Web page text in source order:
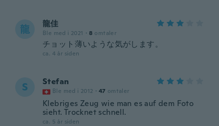
龍 龍佳
Ble med i 2021 · 8 omtaler
チョット薄いような気がします。
ca. 4 år siden
S Stefan
Ble med i 2012 · 47 omtaler
Klebriges Zeug wie man es auf dem Foto
sieht. Trocknet schnell.
ca. 5 år siden